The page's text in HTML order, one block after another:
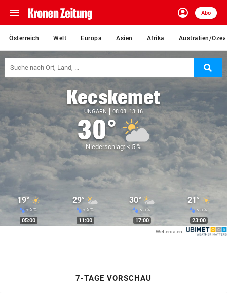
menu Navigation
ein-/ausklappen
account_circle
Anmelden
Abo
Österreich Welt Europa Asien Afrika Australien/
close Schließen
Abonnieren
account_circle
arrow_right
pin_drop
Wien arrow_rightBundesland
bookmark Merkliste
Suchbegriff
eingeben
Kecskemet
UNGARN 08.08. 13:16
30°
Niederschlag: < 5 %
19°
< 5 %
05:00
29°
< 5 %
11:00
30°
< 5 %
17:00
21°
< 5 %
23:00
Wetterdaten:
7-TAGE VORSCHAU